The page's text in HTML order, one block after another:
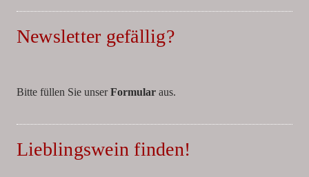
Newsletter gefällig?
Bitte füllen Sie unserFormularaus.
Lieblingswein finden!